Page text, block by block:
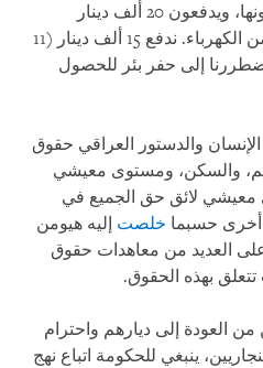
تحمل تكاليف المولدات يمتلكونها، ويدفعون 20 ألف دينار
عراقي (15 دولار) لكل أمبير من الكهرباء. ندفع 15 ألف دينار (11
إلى حفر بئر للحصول
والدستور العراقي حقوق
والسكن، ومستوى معيشي
لائق حق الجميع في
أخرى حسبما خلصت إليه هيومن
العديد من معاهدات حقوق
تتعلق بهذه الحقوق.
العودة إلى ديارهم واحترام
ينبغي للحكومة اتباع نهج